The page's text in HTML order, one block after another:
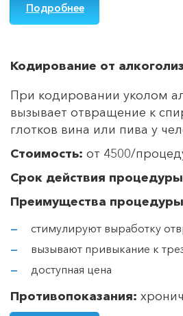
Подробнее
Кодирование от
При кодировании уколом
вызывает отвращение к
глотков вина или пива у
Стоимость: от 4500/
Срок действия
Преимущества
стимулируют выработку
вызывают привыкание к
доступная цена
Противопоказания: